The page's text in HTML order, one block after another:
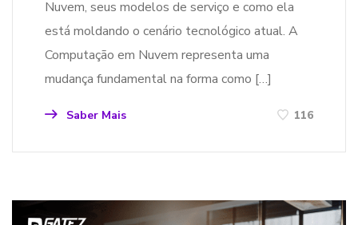
Nuvem, seus modelos de serviço e como ela
está moldando o cenário tecnológico atual. A
Computação em Nuvem representa uma
mudança fundamental na forma como […]
Saber Mais 116